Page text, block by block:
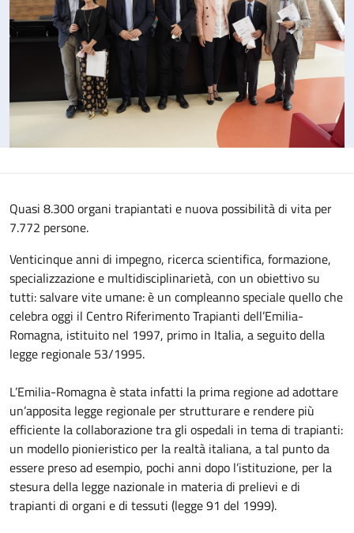
Quasi 8.300 organi trapiantati e nuova possibilità di vita per
7.772 persone.
Venticinque anni di impegno, ricerca scientifica, formazione,
specializzazione e multidisciplinarietà, con un obiettivo su
tutti: salvare vite umane: è un compleanno speciale quello che
celebra oggi il Centro Riferimento Trapianti dell’Emilia-
Romagna, istituito nel 1997, primo in Italia, a seguito della
legge regionale 53/1995.
L’Emilia-Romagna è stata infatti la prima regione ad adottare
un’apposita legge regionale per strutturare e rendere più
efficiente la collaborazione tra gli ospedali in tema di trapianti:
un modello pionieristico per la realtà italiana, a tal punto da
essere preso ad esempio, pochi anni dopo l’istituzione, per la
stesura della legge nazionale in materia di prelievi e di
trapianti di organi e di tessuti (legge 91 del 1999).